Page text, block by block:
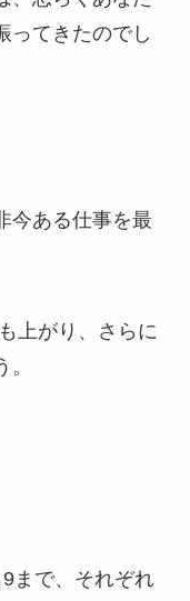
ってきたのでし
今ある仕事を最
上がり、さらに
まで、それぞれ